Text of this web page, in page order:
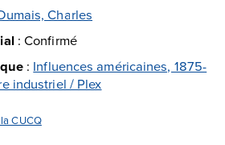
Charles
:Confirmé
: Influences américaines, 1875-
industriel / Plex
CUCQ